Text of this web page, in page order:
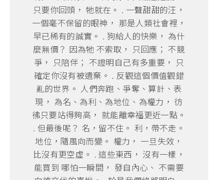
只要你回頭， 牠就在。 . 一聲甜甜的汪，
一個毫不保留的眼神， 那是人類社會裡，
早已稀有的誠實。 . 狗給人的快樂， 為什
麼無價？ 因為牠 不索取， 只回應； 不競
爭， 只陪伴； 不證明自己有多重要， 只
確定你沒有被遺棄。 . 反觀這個價值觀錯
亂的世界。 人們奔跑、爭奪、算計、表
現， 為名、為利、為地位、為權力， 彷
彿只要站得夠高， 就能離幸福更近一點。
. 但最後呢？ 名，留不住。 利，帶不走。
地位，隨風向而變。 權力， 一旦失效，
比沒有更空虛。 . 這些東西， 沒有一樣，
能買到 哪怕一瞬間， 發自內心、 不需要